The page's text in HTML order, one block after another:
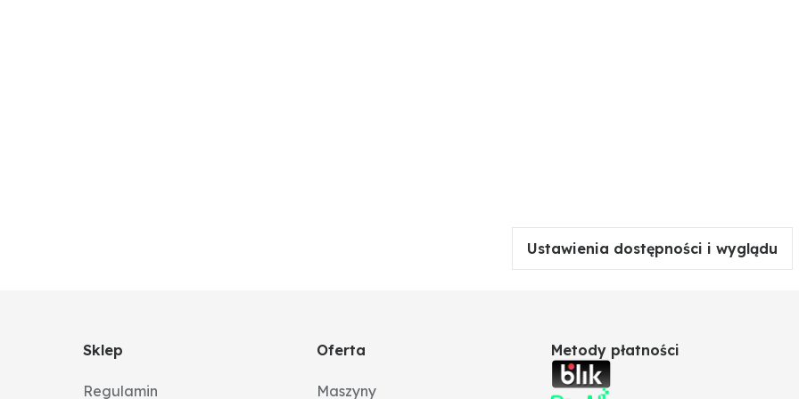
i łożyskiem stożkowym, z możliwością dosmarowywania
Ustawienia dostępności i wyglądu
Sklep
Regulamin
Oferta
Maszyny
Metody płatności